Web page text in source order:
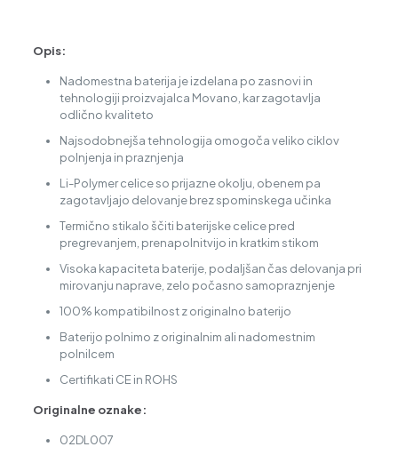
Opis:
Nadomestna baterija je izdelana po zasnovi in
tehnologiji proizvajalca Movano, kar zagotavlja
odlično kvaliteto
Najsodobnejša tehnologija omogoča veliko ciklov
polnjenja in praznjenja
Li-Polymer celice so prijazne okolju, obenem pa
zagotavljajo delovanje brez spominskega učinka
Termično stikalo ščiti baterijske celice pred
pregrevanjem, prenapolnitvijo in kratkim stikom
Visoka kapaciteta baterije, podaljšan čas delovanja pri
mirovanju naprave, zelo počasno samopraznjenje
100% kompatibilnost z originalno baterijo
Baterijo polnimo z originalnim ali nadomestnim
polnilcem
Certifikati CE in ROHS
Originalne oznake:
02DL007